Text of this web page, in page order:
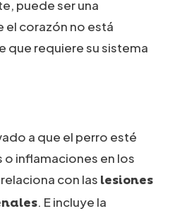
puede ser una
el corazón no está
que requiere su sistema
a que el perro esté
inflamaciones en los
con las lesiones
. E incluye la